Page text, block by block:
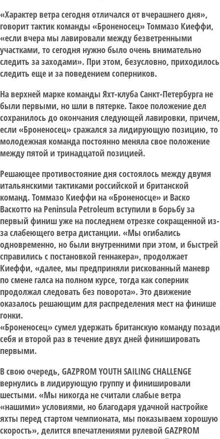
«Характер ветра сегодня отличался от вчерашнего дня»,
говорит тактик команды «Броненосец» Томмазо Киеффи,
«если вчера мы лавировали между безветренными
участками, то сегодня нужно было очень внимательно
следить за заходами». При этом, безусловно, приходилось
следить еще и за поведением соперников.
На верхней марке команды Яхт-клуба Санкт-Петербурга не
были первыми, но шли в пятерке. Такое положение дел
сохранилось до окончания следующей лавировки, причем,
если «Броненосец» сражался за лидирующую позицию, то
молодежная команда постоянно меняла свое положение
между пятой и тринадцатой позицией.
Решающее противостояние дня состоялось между двумя
итальянскими тактиками российской и британской
команд. Томмазо Киеффи на «Броненосце» и Васко
Васкотто на Peninsula Petroleum вступили в борьбу за
первый финиш уже на последнем отрезке сокращенной из-
за слабеющего ветра дистанции. «Мы огибались
одновременно, но были внутренними при этом, и быстрей
справились с постановкой геннакера», продолжает
Киеффи, «далее, мы предприняли рискованный маневр
по смене галса на полном курсе, тогда как соперник
продолжал следовать без поворота». Это движение
оказалось решающим для распределения мест на финише
гонки.
«Броненосец» сумел удержать британскую команду позади
себя и второй раз в течение двух дней финишировать
первыми.
В свою очередь, GAZPROM YOUTH SAILING CHALLENGE
вернулись в лидирующую группу и финишировали
шестыми. «Мы никогда не считали слабые ветра
«нашими» условиями, но благодаря удачной настройке
яхты перед стартом чемпионата, мы показываем хорошую
скорость», делится впечатлениями рулевой GAZPROM